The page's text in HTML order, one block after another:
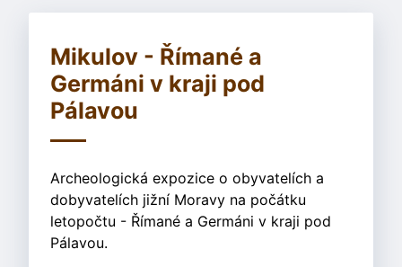
Mikulov - Římané a
Germáni v kraji pod
Pálavou
Archeologická expozice o obyvatelích a
dobyvatelích jižní Moravy na počátku
letopočtu - Římané a Germáni v kraji pod
Pálavou.